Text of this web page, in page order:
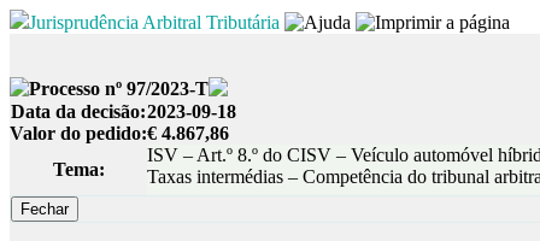
Jurisprudência Arbitral Tributária
Processo nº 97/2023-T
Data da decisão:2023-09-18
Valor do pedido:€ 4.867,86
Tema:
ISV – Art.º 8.º do CISV – Veículo automóvel
Taxas intermédias – Competência do tribunal